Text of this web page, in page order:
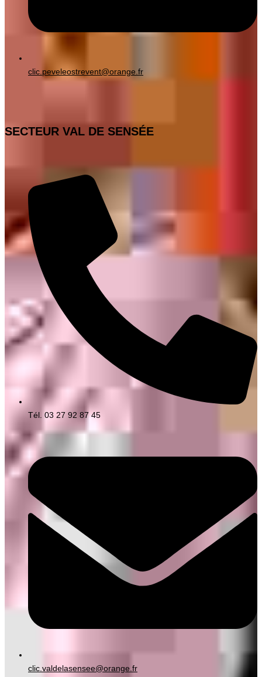
clic.peveleostrevent@orange.fr
SECTEUR VAL DE SENSÉE
Tél. 03 27 92 87 45
clic.valdelasensee@orange.fr